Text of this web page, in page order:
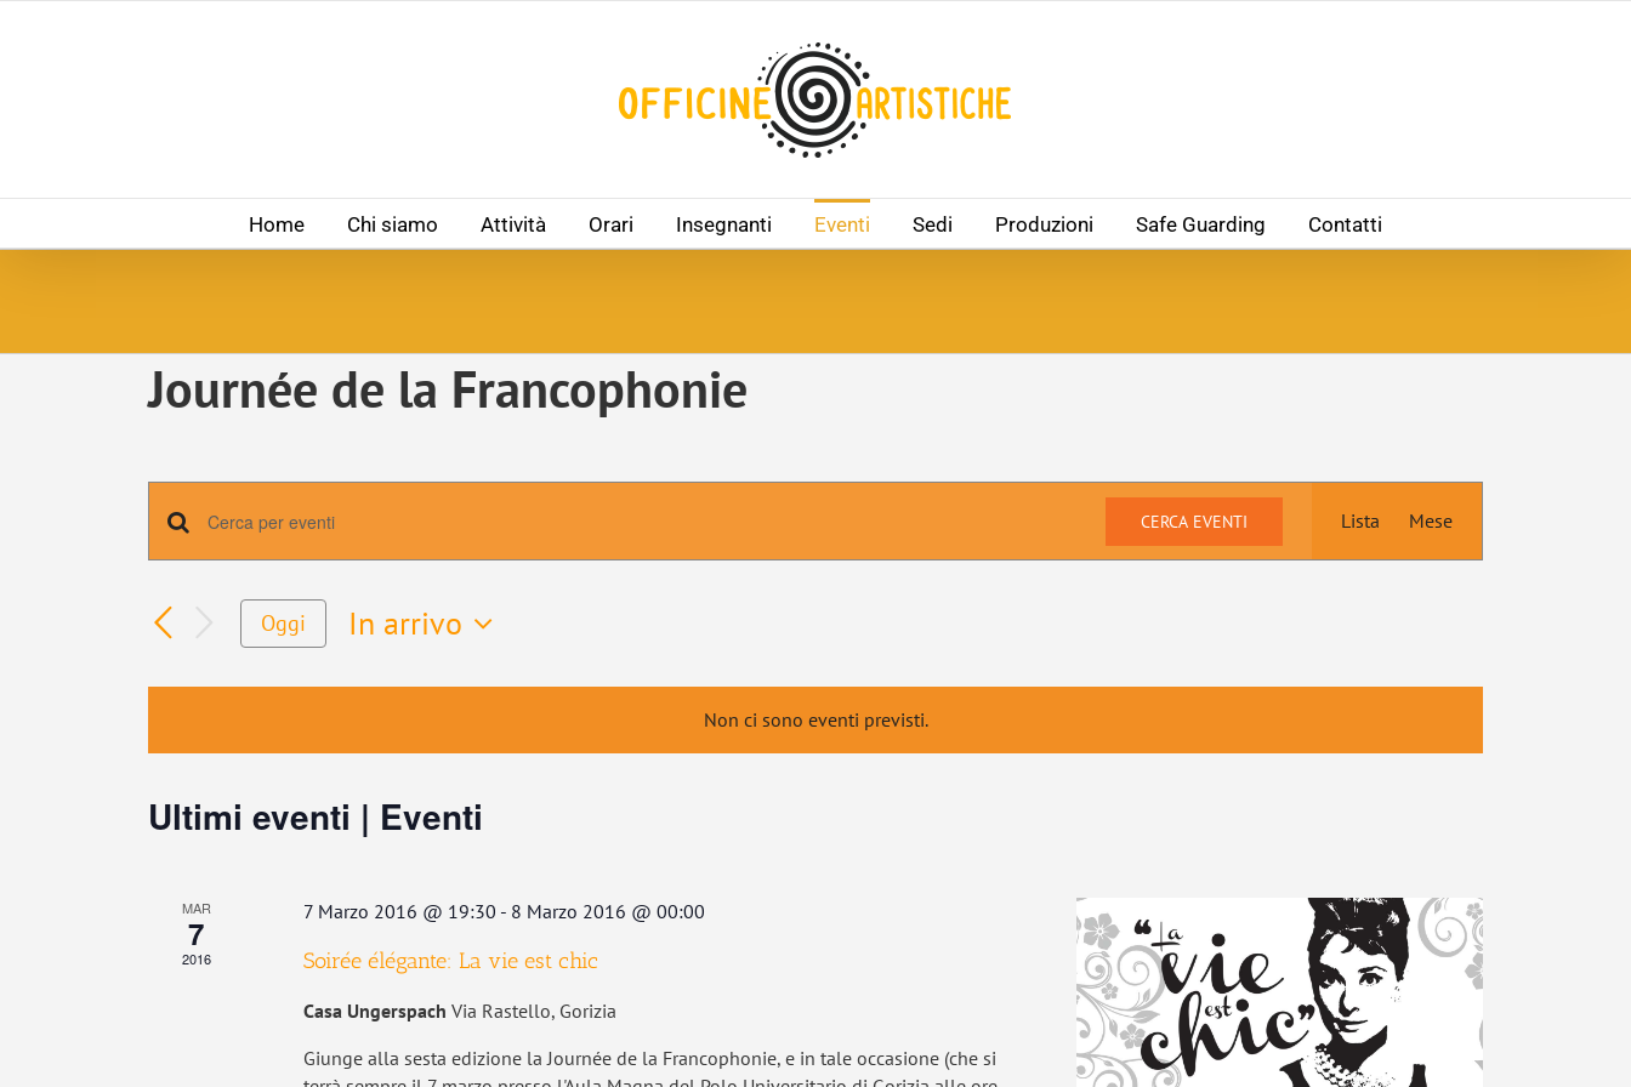
Home Chi siamo Attività Orari Insegnanti Eventi Sedi Produzioni Safe Guarding Contatti
Non ci sono eventi previsti.
Journée de la Francophonie
Eventi
Ricerca
viste
Inserisci
Parola
Cerca
Eventi
CERCA EVENTI
Viste
Lista Mese
Oggi
In arrivo
la
Ultimi eventi | Eventi
MAR
7
2016
7 Marzo 2016 @ 19:30 - 8 Marzo 2016 @ 00:00
Soirée élégante: La vie est chic
Casa Ungerspach Via Rastello, Gorizia
Giunge alla sesta edizione la Journée de la Francophonie, e in tale occasione (che si